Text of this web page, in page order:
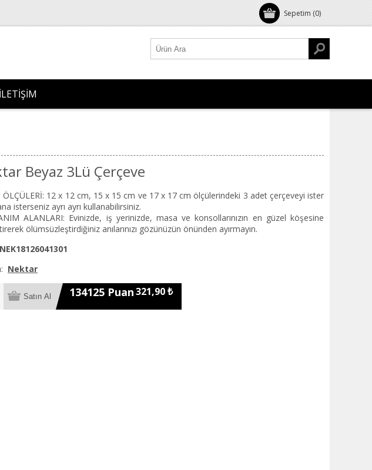
Sepetim (0)
İLETIŞIM
Beyaz 3Lü Çerçeve
ÖLÇÜLERİ: 12 x 12 cm, 15 x 15 cm ve 17 x 17 cm ölçülerindeki 3 adet çerçeveyi ister
isterseniz ayrı ayrı kullanabilirsiniz.
ALANLARI: Evinizde, iş yerinizde, masa ve konsollarınızın en güzel köşesine
ölümsüzleştirdiğiniz anılarınızı gözünüzün önünden ayırmayın.
NEK18126041301
Nektar
134125 Puan321,90 ₺